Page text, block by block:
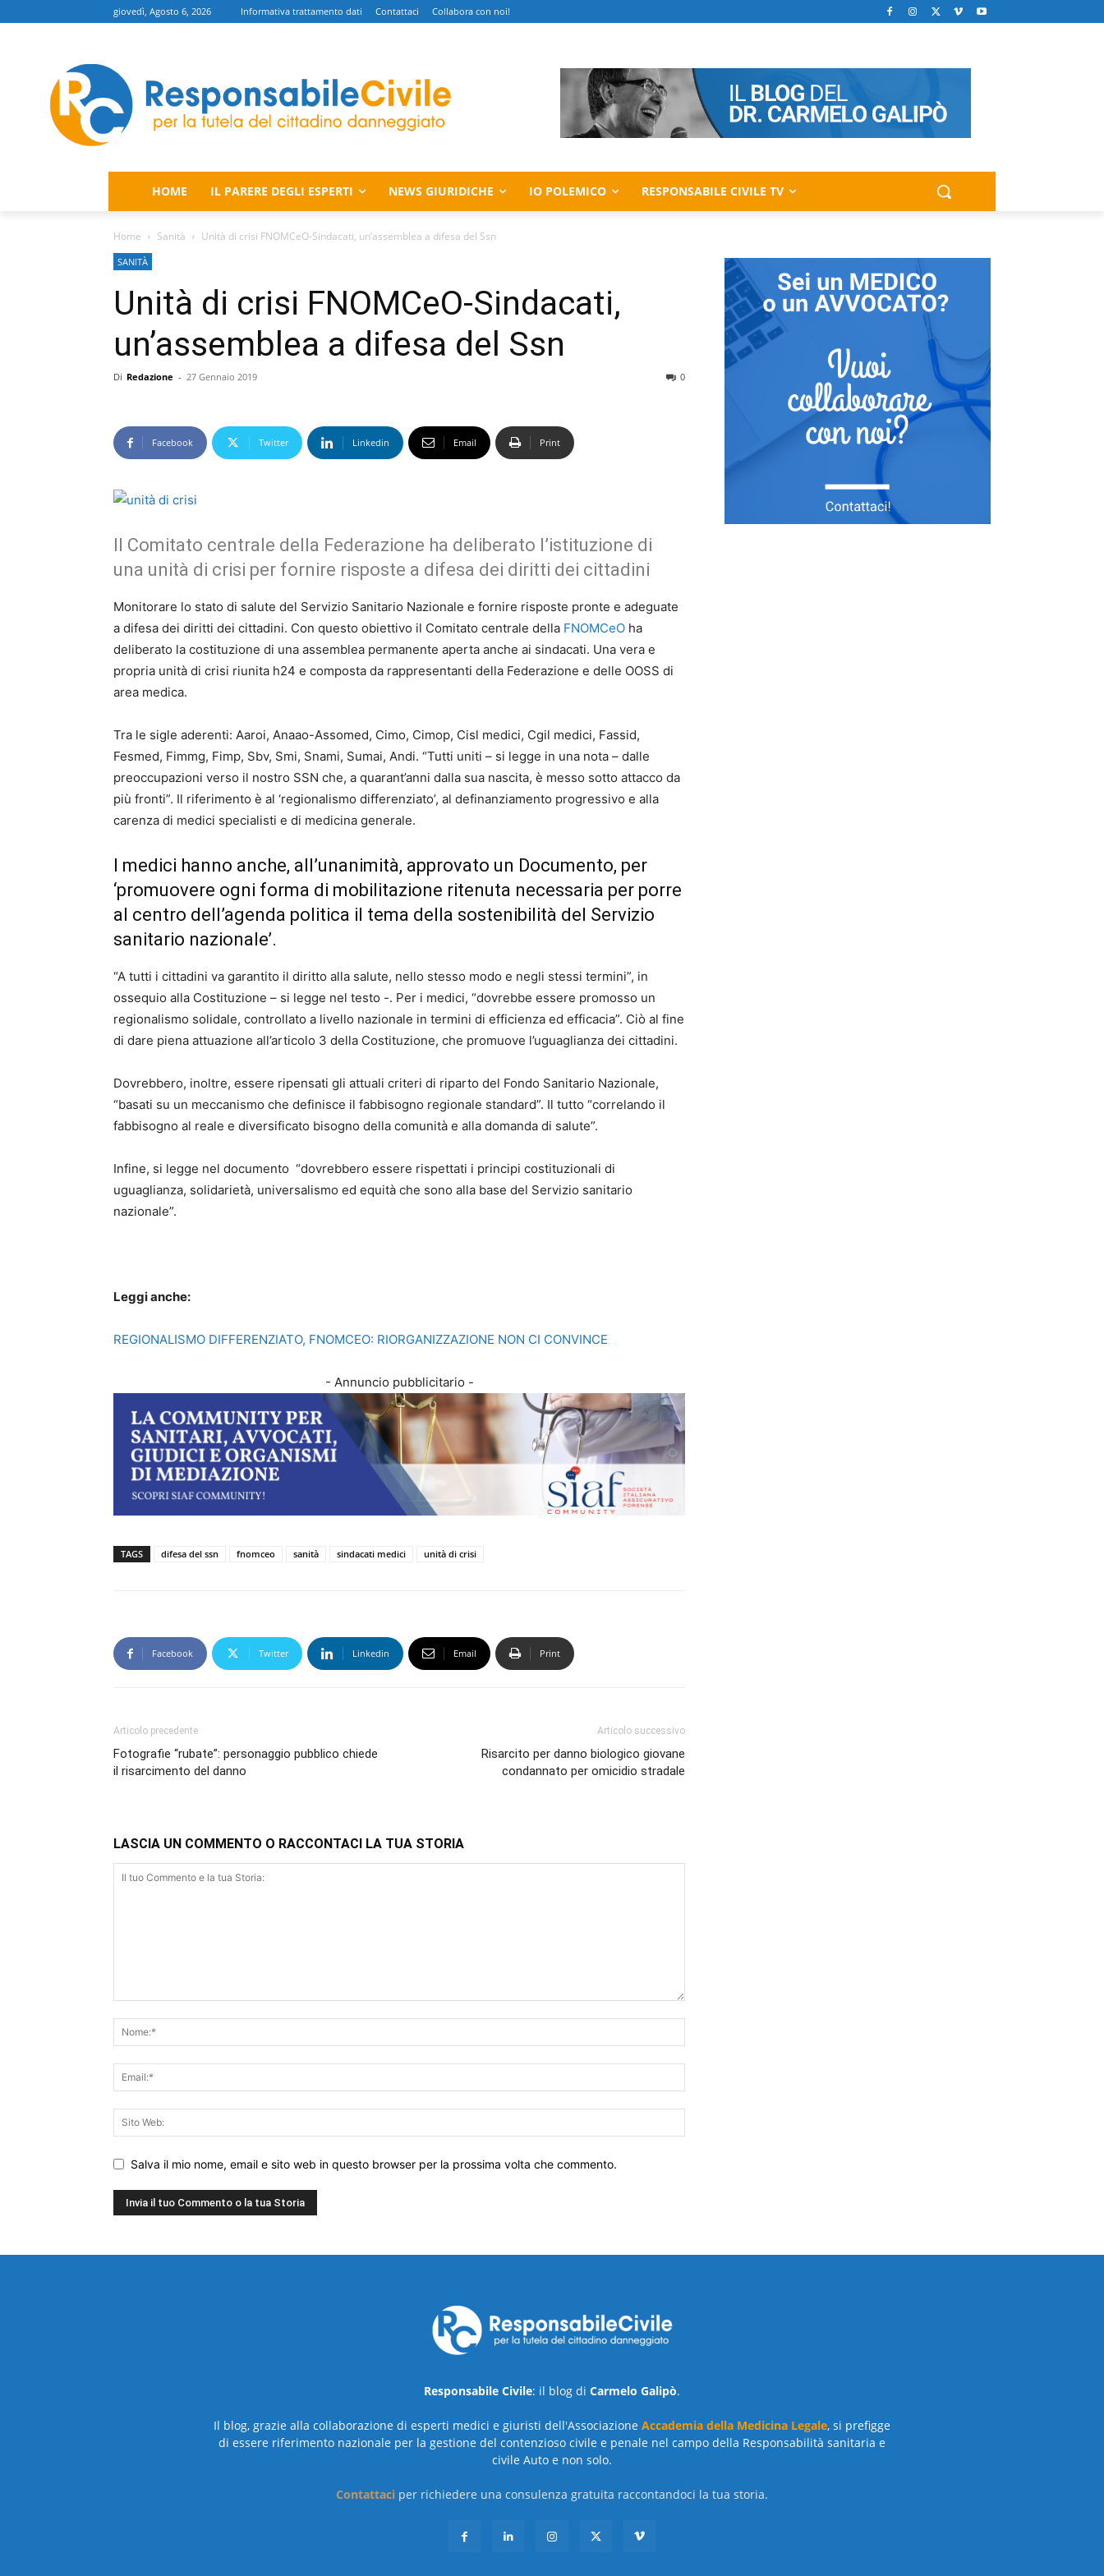
giovedì, Agosto 6, 2026 Informativa trattamento dati Contattaci Collabora con noi!
HOME IL PARERE DEGLI ESPERTI NEWS GIURIDICHE IO POLEMICO RESPONSABILE CIVILE TV
Home Sanità Unità di crisi FNOMCeO-Sindacati, un’assemblea a difesa del Ssn
SANITÀ
Unità di crisi FNOMCeO-Sindacati,
un’assemblea a difesa del Ssn
Di Redazione - 27 Gennaio 2019 0
Facebook Twitter Linkedin Email Print
Il Comitato centrale della Federazione ha deliberato l’istituzione di
una unità di crisi per fornire risposte a difesa dei diritti dei cittadini
Monitorare lo stato di salute del Servizio Sanitario Nazionale e fornire risposte pronte e adeguate
a difesa dei diritti dei cittadini. Con questo obiettivo il Comitato centrale della FNOMCeO ha
deliberato la costituzione di una assemblea permanente aperta anche ai sindacati. Una vera e
propria unità di crisi riunita h24 e composta da rappresentanti della Federazione e delle OOSS di
area medica.
Tra le sigle aderenti: Aaroi, Anaao-Assomed, Cimo, Cimop, Cisl medici, Cgil medici, Fassid,
Fesmed, Fimmg, Fimp, Sbv, Smi, Snami, Sumai, Andi. “Tutti uniti – si legge in una nota – dalle
preoccupazioni verso il nostro SSN che, a quarant’anni dalla sua nascita, è messo sotto attacco da
più fronti”. Il riferimento è al ‘regionalismo differenziato’, al definanziamento progressivo e alla
carenza di medici specialisti e di medicina generale.
I medici hanno anche, all’unanimità, approvato un Documento, per
‘promuovere ogni forma di mobilitazione ritenuta necessaria per porre
al centro dell’agenda politica il tema della sostenibilità del Servizio
sanitario nazionale’.
“A tutti i cittadini va garantito il diritto alla salute, nello stesso modo e negli stessi termini”, in
ossequio alla Costituzione – si legge nel testo -. Per i medici, “dovrebbe essere promosso un
regionalismo solidale, controllato a livello nazionale in termini di efficienza ed efficacia”. Ciò al fine
di dare piena attuazione all’articolo 3 della Costituzione, che promuove l’uguaglianza dei cittadini.
Dovrebbero, inoltre, essere ripensati gli attuali criteri di riparto del Fondo Sanitario Nazionale,
“basati su un meccanismo che definisce il fabbisogno regionale standard”. Il tutto “correlando il
fabbisogno al reale e diversificato bisogno della comunità e alla domanda di salute”.
Infine, si legge nel documento “dovrebbero essere rispettati i principi costituzionali di
uguaglianza, solidarietà, universalismo ed equità che sono alla base del Servizio sanitario
nazionale”.
Leggi anche:
REGIONALISMO DIFFERENZIATO, FNOMCEO: RIORGANIZZAZIONE NON CI CONVINCE
- Annuncio pubblicitario -
TAGS difesa del ssn fnomceo sanità sindacati medici unità di crisi
Facebook Twitter Linkedin Email Print
Articolo precedente
Fotografie “rubate”: personaggio pubblico chiede
il risarcimento del danno
Articolo successivo
Risarcito per danno biologico giovane
condannato per omicidio stradale
LASCIA UN COMMENTO O RACCONTACI LA TUA STORIA
Salva il mio nome, email e sito web in questo browser per la prossima volta che commento.
Responsabile Civile: il blog di Carmelo Galipò.
Il blog, grazie alla collaborazione di esperti medici e giuristi dell'Associazione Accademia della Medicina Legale, si prefigge
di essere riferimento nazionale per la gestione del contenzioso civile e penale nel campo della Responsabilità sanitaria e
civile Auto e non solo.
Contattaci per richiedere una consulenza gratuita raccontandoci la tua storia.